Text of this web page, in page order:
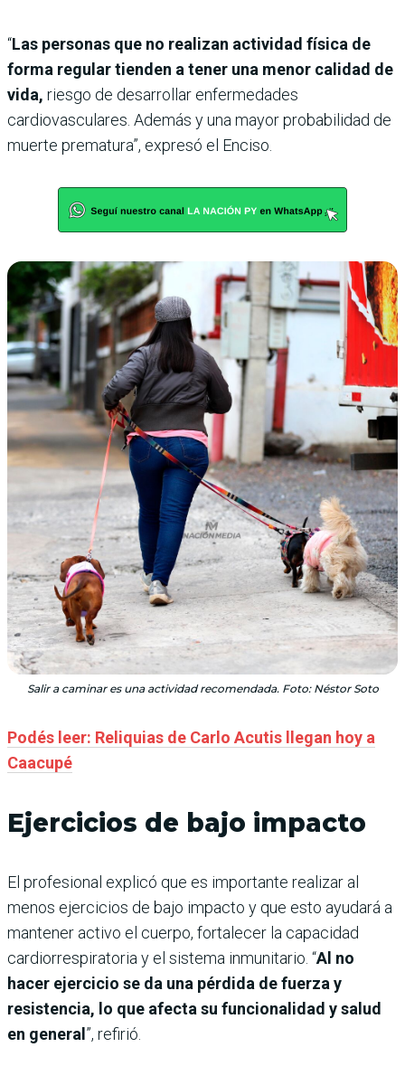
“Las personas que no realizan actividad física de
forma regular tienden a tener una menor calidad de
vida, riesgo de desarrollar enfermedades
cardiovasculares. Además y una mayor probabilidad de
muerte prematura”, expresó el Enciso.
Salir a caminar es una actividad recomendada. Foto: Néstor Soto
Podés leer: Reliquias de Carlo Acutis llegan hoy a
Caacupé
Ejercicios de bajo impacto
El profesional explicó que es importante realizar al
menos ejercicios de bajo impacto y que esto ayudará a
mantener activo el cuerpo, fortalecer la capacidad
cardiorrespiratoria y el sistema inmunitario. “Al no
hacer ejercicio se da una pérdida de fuerza y
resistencia, lo que afecta su funcionalidad y salud
en general ”, refirió.